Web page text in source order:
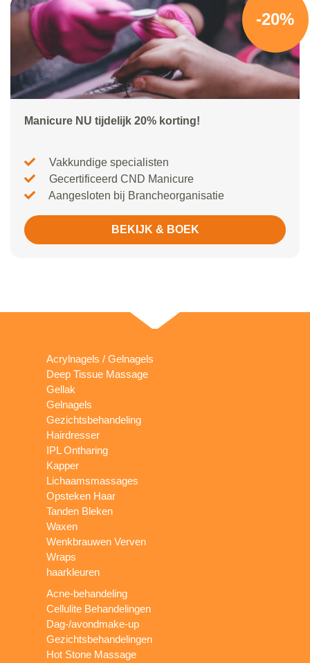
-20%
Manicure NU tijdelijk 20% korting!
Vakkundige specialisten
Gecertificeerd CND Manicure
Aangesloten bij Brancheorganisatie
BEKIJK & BOEK
Acrylnagels / Gelnagels
Deep Tissue Massage
Gellak
Gelnagels
Gezichtsbehandeling
Hairdresser
IPL Ontharing
Kapper
Lichaamsmassages
Opsteken Haar
Tanden Bleken
Waxen
Wenkbrauwen Verven
Wraps
haarkleuren
Acne-behandeling
Cellulite Behandelingen
Dag-/avondmake-up
Gezichtsbehandelingen
Hot Stone Massage